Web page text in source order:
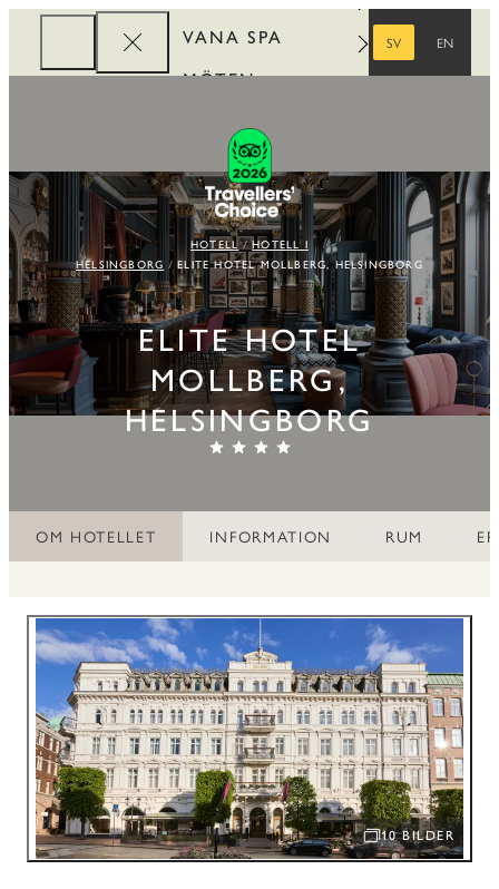
VANA SPA
MÖTEN
REWARDS
SV
EN
HOTELL
HOTELL I
HELSINGBORG
ELITE HOTEL MOLLBERG, HELSINGBORG
ELITE HOTEL
MOLLBERG,
HELSINGBORG
OM HOTELLET INFORMATION RUM
ÖPPNA BILDSPEL
10 BILDER